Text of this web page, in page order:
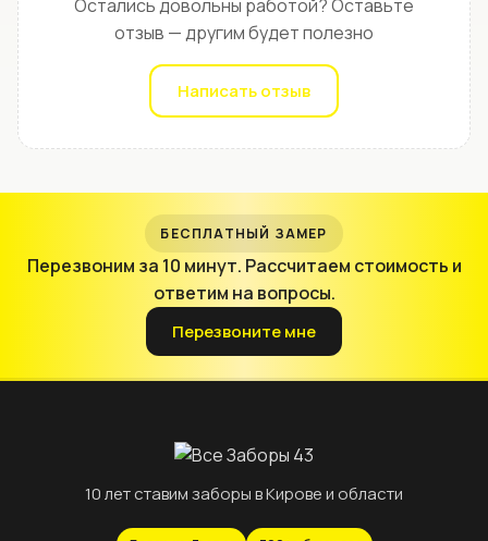
Остались довольны работой? Оставьте
отзыв — другим будет полезно
Написать отзыв
БЕСПЛАТНЫЙ ЗАМЕР
Перезвоним за 10 минут. Рассчитаем стоимость и
ответим на вопросы.
Перезвоните мне
10 лет ставим заборы в Кирове и области